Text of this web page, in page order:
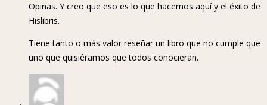
Opinas. Y creo que eso es lo que hacemos aquí y el éxito de
Hislibris.
Tiene tanto o más valor reseñar un libro que no cumple que
uno que quisiéramos que todos conocieran.